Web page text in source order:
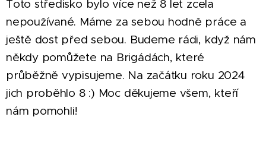
Toto středisko bylo více než 8 let zcela
nepoužívané. Máme za sebou hodně práce a
ještě dost před sebou. Budeme rádi, když nám
někdy pomůžete na Brigádách, které
průběžně vypisujeme. Na začátku roku 2024
jich proběhlo 8 :) Moc děkujeme všem, kteří
nám pomohli!